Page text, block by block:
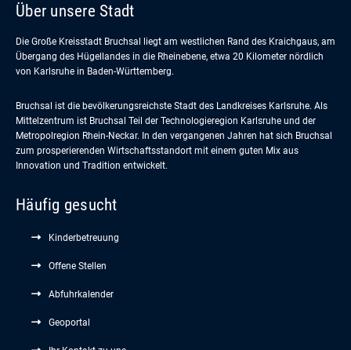
Über unsere Stadt
Die Große Kreisstadt Bruchsal liegt am westlichen Rand des Kraichgaus, am
Übergang des Hügellandes in die Rheinebene, etwa 20 Kilometer nördlich
von Karlsruhe in Baden-Württemberg.
Bruchsal ist die bevölkerungsreichste Stadt des Landkreises Karlsruhe. Als
Mittelzentrum ist Bruchsal Teil der Technologieregion Karlsruhe und der
Metropolregion Rhein-Neckar. In den vergangenen Jahren hat sich Bruchsal
zum prosperierenden Wirtschaftsstandort mit einem guten Mix aus
Innovation und Tradition entwickelt.
Häufig gesucht
Kinderbetreuung
Offene Stellen
Abfuhrkalender
Geoportal